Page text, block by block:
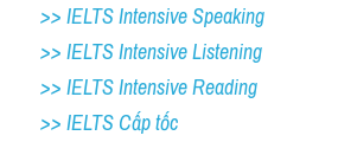
>> IELTS Intensive Speaking
>> IELTS Intensive Listening
>> IELTS Intensive Reading
>> IELTS Cấp tốc